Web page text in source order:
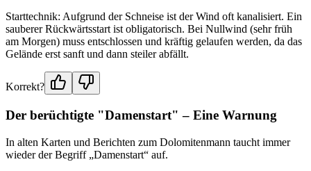
Starttechnik: Aufgrund der Schneise ist der Wind oft kanalisiert. Ein
sauberer Rückwärtsstart ist obligatorisch. Bei Nullwind (sehr früh
am Morgen) muss entschlossen und kräftig gelaufen werden, da das
Gelände erst sanft und dann steiler abfällt.
Korrekt?
Der berüchtigte "Damenstart" – Eine Warnung
In alten Karten und Berichten zum Dolomitenmann taucht immer
wieder der Begriff „Damenstart“ auf.